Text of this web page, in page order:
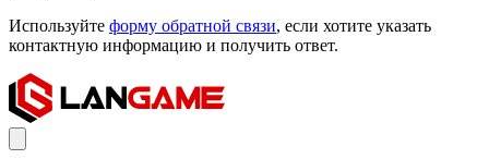
Используйте форму обратной связи, если хотите указать
контактную информацию и получить ответ.